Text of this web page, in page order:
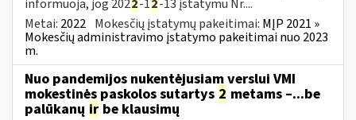
informuoja, jog 2022-12-13 įstatymu Nr....
Metai: 2022 Mokesčių įstatymų pakeitimai: MĮP 2021 »
Mokesčių administravimo įstatymo pakeitimai nuo 2023
m.
Nuo pandemijos nukentėjusiam verslui VMI
mokestinės paskolos sutartys 2 metams –...be
palūkanų ir be klausimų